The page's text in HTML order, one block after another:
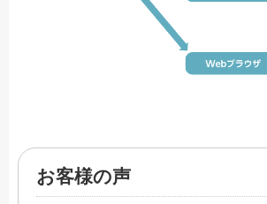
お客様の声